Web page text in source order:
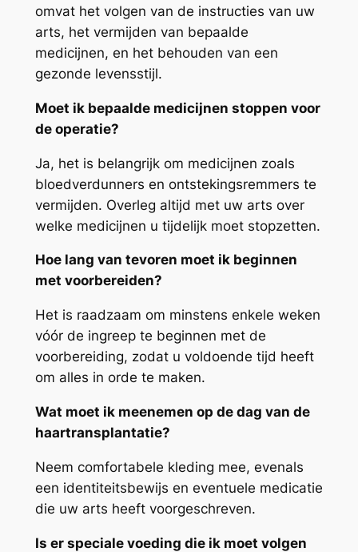
omvat het volgen van de instructies van uw
arts, het vermijden van bepaalde
medicijnen, en het behouden van een
gezonde levensstijl.
Moet ik bepaalde medicijnen stoppen voor
de operatie?
Ja, het is belangrijk om medicijnen zoals
bloedverdunners en ontstekingsremmers te
vermijden. Overleg altijd met uw arts over
welke medicijnen u tijdelijk moet stopzetten.
Hoe lang van tevoren moet ik beginnen
met voorbereiden?
Het is raadzaam om minstens enkele weken
vóór de ingreep te beginnen met de
voorbereiding, zodat u voldoende tijd heeft
om alles in orde te maken.
Wat moet ik meenemen op de dag van de
haartransplantatie?
Neem comfortabele kleding mee, evenals
een identiteitsbewijs en eventuele medicatie
die uw arts heeft voorgeschreven.
Is er speciale voeding die ik moet volgen